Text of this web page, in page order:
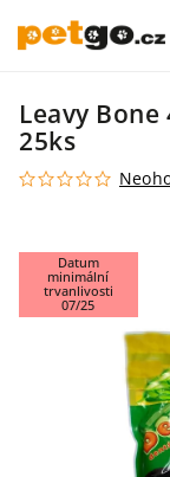
Leavy
25ks
Datum
minimální
trvanlivosti
07/25